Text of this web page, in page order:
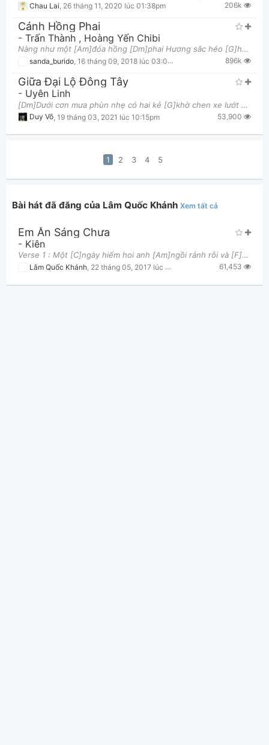
Chau Lai 26 tháng 11, 2020 lúc 01:38pm 206k
Cánh Hồng Phai
- Trấn Thành , Hoàng Yến Chibi
Nàng như một [Am]đóa hồng [Dm]phai Hương sắc héo [G]hon theo những ngày dài[C] Cuộc tình đi [F]qua
sanda_burido, 16 tháng 09, 2018 lúc 03:08am 896k
Giữa Đại Lộ Đông Tây
- Uyên Linh
[Dm]Dưới cơn mưa phùn nhẹ có hai kẻ [G]khờ chen xe lướt nhanh [C]Lách len qua dòng người vẫn đang g
Duy Võ 19 tháng 03, 2021 lúc 10:15pm 53,900
1 2 3 4 5
Bài hát đã đăng của Lâm Quốc Khánh Xem tất cả
Em Ăn Sáng Chưa
- Kiên
Verse 1 : Một [C]ngày hiếm hoi anh [Am]ngồi rảnh rỗi và [F]anh thắc mắc đôi [G]điều Một [F]điều c
Lâm Quốc Khánh 22 tháng 05, 2017 lúc 02:49pm 61,453